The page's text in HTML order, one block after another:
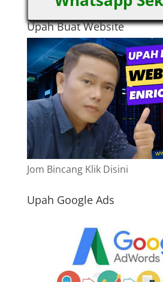
Upah Buat Website
Jom Bincang Klik Disini
Upah Google Ads